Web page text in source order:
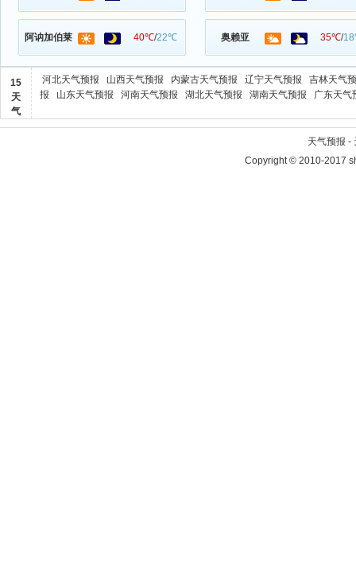
阿讷加伯莱 40℃/22℃ 奥赖亚 35℃/
15
天
气
河北天气预报 山西天气预报 内蒙古天气预报 辽宁天气预报
吉林天气
报
山东天气预报 河南天气预报 湖北天气预报 湖南天气预报 广东天气
天气预报 -
Copyright © 2010-2017